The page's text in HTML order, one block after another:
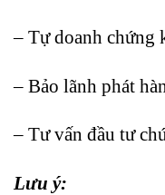
– Tự doanh chứng
– Bảo lãnh phát
– Tư vấn đầu tư
Lưu ý: